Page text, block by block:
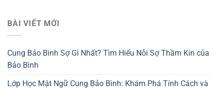
BÀI VIẾT MỚI
Cung Bảo Bình Sợ Gì Nhất? Tìm Hiểu Nỗi Sợ Thầm Kín của
Bảo Bình
Lớp Học Mật Ngữ Cung Bảo Bình: Khám Phá Tính Cách và